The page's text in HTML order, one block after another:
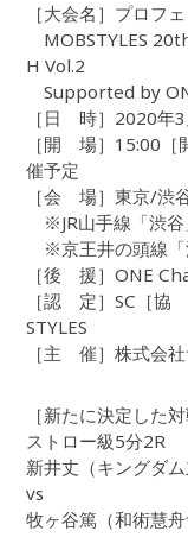
［大会名］プロフ
MOBSTYLES
H Vol.2
Supported by
［日 時］2020年3
［開 場］15:00
催予定
［会 場］東京/渋
※JR山手線「渋谷
※京王井の頭線「
［後 援］ONE
［認 定］SC［協
STYLES
［主 催］株式会
［新たに決定した
ストロー級5分2R
新井丈（キングダム
vs
牧ヶ谷篤（和術慧舟